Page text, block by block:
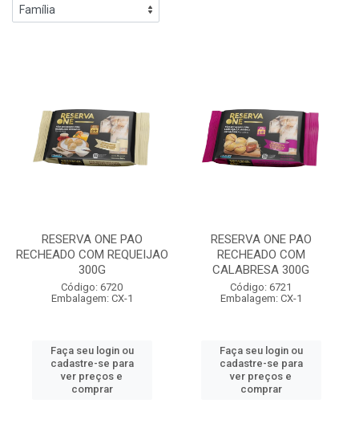
RESERVA ONE PAO
RECHEADO COM REQUEIJAO
300G
Código: 6720
Embalagem: CX-1
Faça seu login ou
cadastre-se para
ver preços e
comprar
RESERVA ONE PAO
RECHEADO COM
CALABRESA 300G
Código: 6721
Embalagem: CX-1
Faça seu login ou
cadastre-se para
ver preços e
comprar